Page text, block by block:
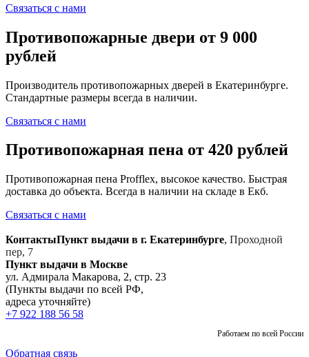
Связаться с нами
Противопожарные двери от 9 000
рублей
Производитель противопожарных дверей в Екатеринбурге.
Стандартные размеры всегда в наличии.
Связаться с нами
Противопожарная пена от 420 рублей
Противопожарная пена Profflex, высокое качество. Быстрая
доставка до объекта. Всегда в наличии на складе в Екб.
Связаться с нами
КонтактыПункт выдачи в г. Екатеринбурге, Проходной
пер, 7
Пункт выдачи в Москве
ул. Адмирала Макарова, 2, стр. 23
(Пункты выдачи по всей РФ,
адреса уточняйте)
+7 922 188 56 58
Работаем по всей России
Обратная связь